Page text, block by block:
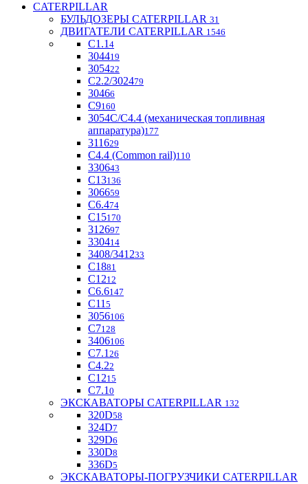
CATERPILLAR
БУЛЬДОЗЕРЫ CATERPILLAR 31
ДВИГАТЕЛИ CATERPILLAR 1546
C1.1 4
304419
305422
С2.2/302479
30466
С9160
3054С/С4.4 (механическая топливная
аппаратура)177
311629
С4.4 (Common rail)110
330643
С13136
306659
С6.474
С15170
312697
330414
3408/341233
С1881
C1212
С6.6147
C11 5
3056106
С7128
3406106
C7.1 26
C4.22
С1215
С7.1 0
ЭКСКАВАТОРЫ CATERPILLAR 132
320D58
324D7
329D6
330D8
336D5
ЭКСКАВАТОРЫ-ПОГРУЗЧИКИ CATERPILLAR